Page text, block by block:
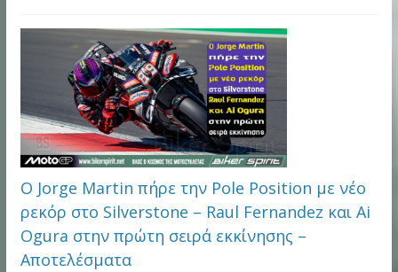
Ο Jorge Martin πήρε την Pole Position με νέο
ρεκόρ στο Silverstone – Raul Fernandez και Ai
Ogura στην πρώτη σειρά εκκίνησης –
Αποτελέσματα